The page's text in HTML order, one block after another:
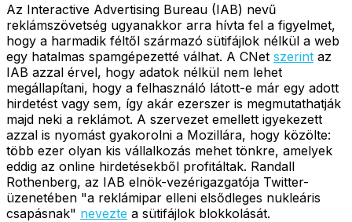
Az Interactive Advertising Bureau (IAB) nevű
reklámszövetség ugyanakkor arra hívta fel a figyelmet,
hogy a harmadik féltől származó sütifájlok nélkül a web
egy hatalmas spamgépezetté válhat. A CNet szerint az
IAB azzal érvel, hogy adatok nélkül nem lehet
megállapítani, hogy a felhasználó látott-e már egy adott
hirdetést vagy sem, így akár ezerszer is megmutathatják
majd neki a reklámot. A szervezet emellett igyekezett
azzal is nyomást gyakorolni a Mozillára, hogy közölte:
több ezer olyan kis vállalkozás mehet tönkre, amelyek
eddig az online hirdetésekből profitáltak. Randall
Rothenberg, az IAB elnök-vezérigazgatója Twitter-
üzenetében "a reklámipar elleni elsődleges nukleáris
csapásnak" nevezte a sütifájlok blokkolását.